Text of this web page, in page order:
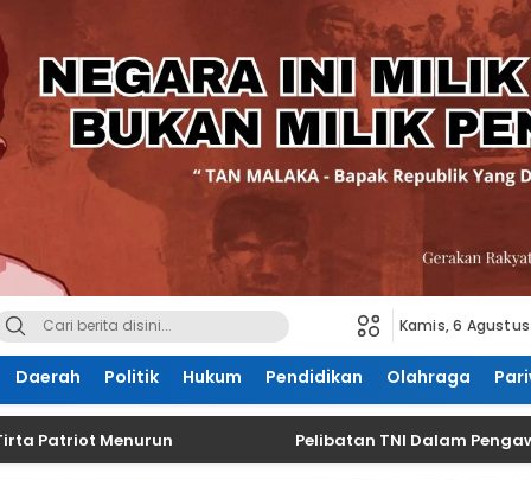
Kamis, 6
Daerah Politik Hukum Pendidikan Olahraga
Menurun Pelibatan TNI Dalam